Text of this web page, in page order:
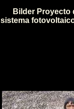
Bilder Proyecto
sistema